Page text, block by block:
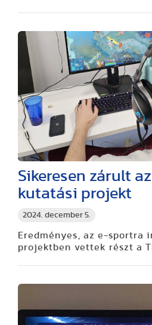
2024. december 5.
Sikeresen zárult
kutatási projekt
Eredményes, az e-sportra
projektben vettek részt a